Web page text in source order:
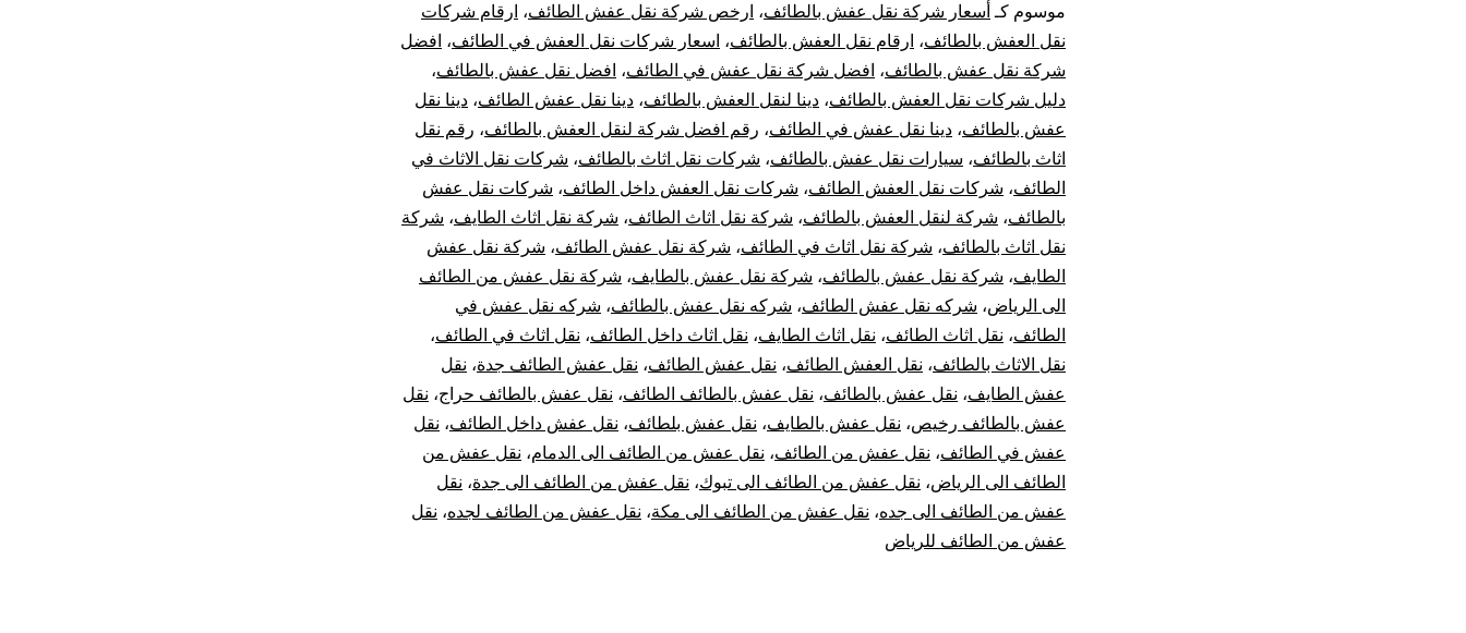
بالطائف
افضل
شركات
نقل
الاثاث
فى
الطائف
موسوم كـ أسعار شركة نقل عفش بالطائف، ارخص شركة نقل عفش الطائف، ارقام شركات
نقل العفش بالطائف، ارقام نقل العفش بالطائف، اسعار شركات نقل العفش في الطائف، افضل
شركة نقل عفش بالطائف، افضل شركة نقل عفش في الطائف، افضل نقل عفش بالطائف،
دليل شركات نقل العفش بالطائف، دينا لنقل العفش بالطائف، دينا نقل عفش الطائف، دينا نقل
عفش بالطائف، دينا نقل عفش في الطائف، رقم افضل شركة لنقل العفش بالطائف، رقم نقل
اثاث بالطائف، سيارات نقل عفش بالطائف، شركات نقل اثاث بالطائف، شركات نقل الاثاث في
الطائف، شركات نقل العفش الطائف، شركات نقل العفش داخل الطائف، شركات نقل عفش
بالطائف، شركة لنقل العفش بالطائف، شركة نقل اثاث الطائف، شركة نقل اثاث الطايف، شركة
نقل اثاث بالطائف، شركة نقل اثاث في الطائف، شركة نقل عفش الطائف، شركة نقل عفش
الطايف، شركة نقل عفش بالطائف، شركة نقل عفش بالطايف، شركة نقل عفش من الطائف
الى الرياض، شركه نقل عفش الطائف، شركه نقل عفش بالطائف، شركه نقل عفش في
الطائف، نقل اثاث الطائف، نقل اثاث الطايف، نقل اثاث داخل الطائف، نقل اثاث في الطائف،
نقل الاثاث بالطائف، نقل العفش الطائف، نقل عفش الطائف، نقل عفش الطائف جدة، نقل
عفش الطايف، نقل عفش بالطائف، نقل عفش بالطائف الطائف، نقل عفش بالطائف حراج، نقل
عفش بالطائف رخيص، نقل عفش بالطايف، نقل عفش بلطائف، نقل عفش داخل الطائف، نقل
عفش في الطائف، نقل عفش من الطائف، نقل عفش من الطائف الى الدمام، نقل عفش من
الطائف الى الرياض، نقل عفش من الطائف الى تبوك، نقل عفش من الطائف الى جدة، نقل
عفش من الطائف الى جده، نقل عفش من الطائف الى مكة، نقل عفش من الطائف لجده، نقل
عفش من الطائف للرياض